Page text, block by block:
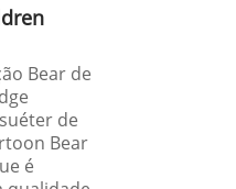
Bear de
de
Bear
é